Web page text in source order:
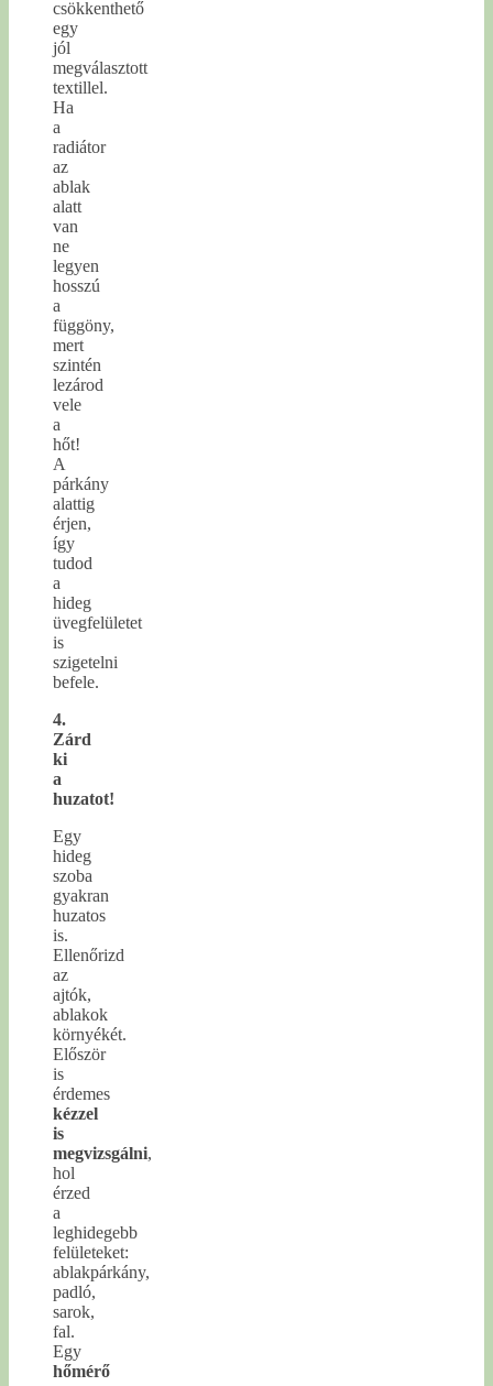
csökkenthető
egy
jól
megválasztott
textillel.
Ha
a
radiátor
az
ablak
alatt
van
ne
legyen
hosszú
a
függöny,
mert
szintén
lezárod
vele
a
hőt!
A
párkány
alattig
érjen,
így
tudod
a
hideg
üvegfelületet
is
szigetelni
befele.
4.
Zárd
ki
a
huzatot!
Egy
hideg
szoba
gyakran
huzatos
is.
Ellenőrizd
az
ajtók,
ablakok
környékét.
Először
is
érdemes
kézzel
is
megvizsgálni,
hol
érzed
a
leghidegebb
felületeket:
ablakpárkány,
padló,
sarok,
fal.
Egy
hőmérő